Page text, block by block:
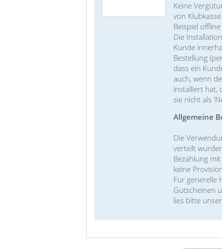
Keine
von
Beispiel
Die
Kunde
Bestellung
dass ein
auch, wenn
installiert hat,
sie nicht als
Allgemeine
Die
verteilt
Bezahlung
keine
Für generelle
Gutscheinen
lies bitte